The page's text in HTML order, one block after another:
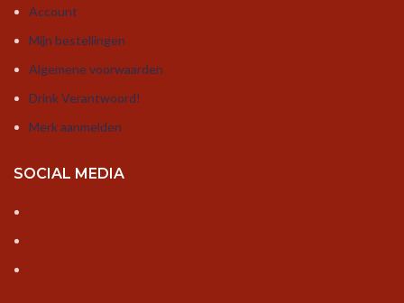
Account
Mijn bestellingen
Algemene voorwaarden
Drink Verantwoord!
Merk aanmelden
SOCIAL MEDIA